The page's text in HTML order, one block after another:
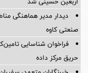
دیدار مدیر هماهنگی
صنعتی کاوه
فراخوان شناسایی
حریق مرکز داده